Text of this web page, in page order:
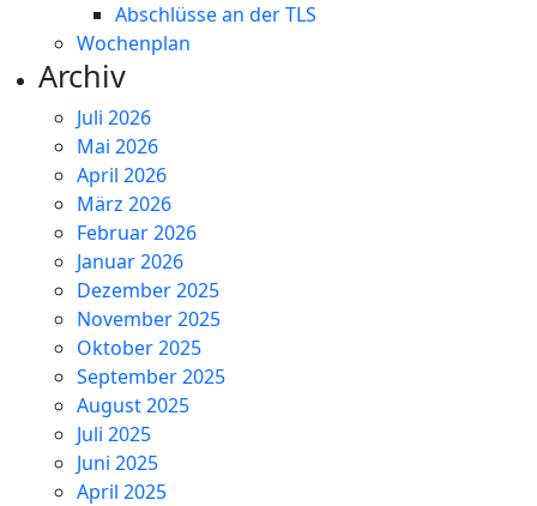
Abschlüsse an der TLS
Wochenplan
Archiv
Juli 2026
Mai 2026
April 2026
März 2026
Februar 2026
Januar 2026
Dezember 2025
November 2025
Oktober 2025
September 2025
August 2025
Juli 2025
Juni 2025
April 2025